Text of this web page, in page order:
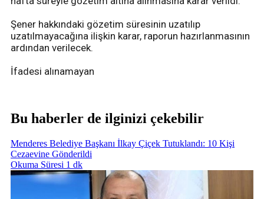
Şener hakkındaki gözetim süresinin uzatılıp
uzatılmayacağına ilişkin karar, raporun hazırlanmasının
ardından verilecek.
İfadesi alınamayan
Bu haberler de ilginizi çekebilir
Menderes Belediye Başkanı İlkay Çiçek Tutuklandı: 10 Kişi
Cezaevine Gönderildi
Okuma Süresi 1 dk